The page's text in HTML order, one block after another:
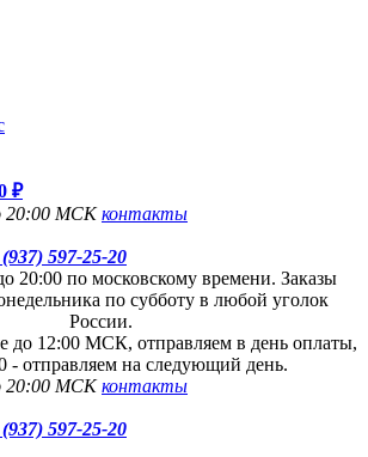
₽
20:00 МСКконтакты
597-25-20
20:00 по московскому времени. Заказы
по субботу в любой уголок
России.
до 12:00 МСК, отправляем в день оплаты,
- отправляем на следующий день.
20:00 МСКконтакты
597-25-20